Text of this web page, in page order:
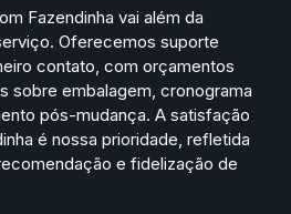
Fazendinha vai além da
Oferecemos suporte
contato, com orçamentos
sobre embalagem, cronograma
pós-mudança. A satisfação
é nossa prioridade, refletida
e fidelização de